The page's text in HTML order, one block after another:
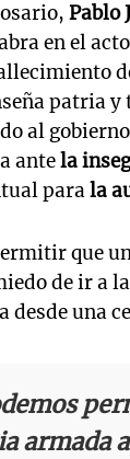
Pablo
en el
patria
al
antela
parala
que
de ir a
desde una
armada